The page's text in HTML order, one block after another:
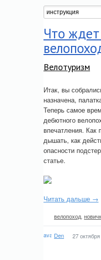
Что ждет
Велотуризм
Итак, вы
назначена,
Теперь самое
дебютного
впечатления. Как
дышать, как
опасности
статье.
Читать дальше →
велопоход
Den 27